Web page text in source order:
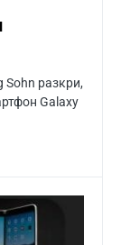
Sohn разкри,
Galaxy